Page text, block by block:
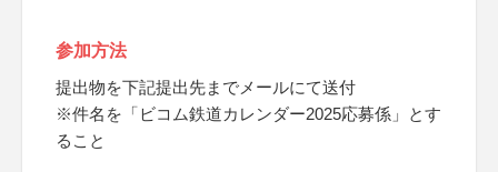
参加方法
提出物を下記提出先までメールにて送付
※件名を「ビコム鉄道カレンダー2025応募係」とす
ること